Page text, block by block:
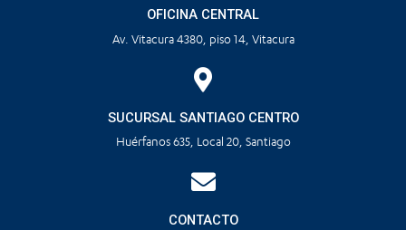
OFICINA CENTRAL
Av. Vitacura 4380, piso 14, Vitacura
SUCURSAL SANTIAGO CENTRO
Huérfanos 635, Local 20, Santiago
CONTACTO